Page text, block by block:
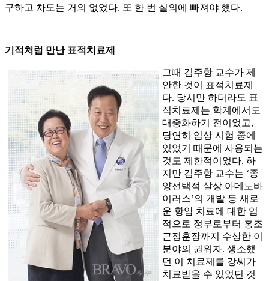
구하고 차도는 거의 없었다. 또 한 번 실의에 빠져야 했다.
기적처럼 만난 표적치료제
그때 김주항 교수가 제
안한 것이 표적치료제
다. 당시만 하더라도 표
적치료제는 학계에서도
대중화하기 전이었고,
당연히 임상 시험 중에
있었기 때문에 사용되는
것도 제한적이었다. 하
지만 김주항 교수는 ‘종
양선택적 살상 아데노바
이러스’의 개발 등 새로
운 항암 치료에 대한 업
적으로 정부로부터 홍조
근정훈장까지 수상한 이
분야의 권위자. 생소했
던 이 치료제를 강씨가
치료받을 수 있었던 것